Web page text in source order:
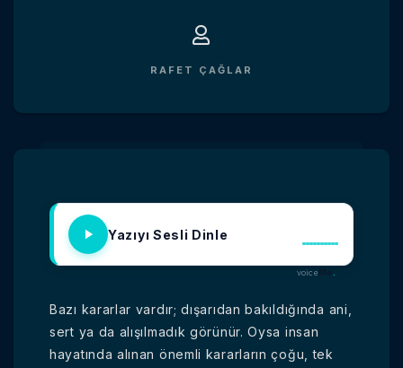
RAFET ÇAĞLAR
Yazıyı Sesli Dinle
voice
Bazı kararlar vardır; dışarıdan bakıldığında ani,
sert ya da alışılmadık görünür. Oysa insan
hayatında alınan önemli kararların çoğu, tek